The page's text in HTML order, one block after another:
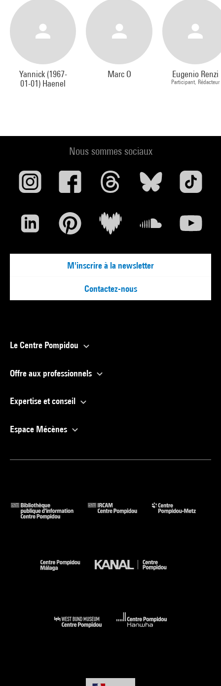
Yannick (1967-
01-01) Haenel
Marc O Eugenio Renzi
Participant, Rédacteur
Nous sommes sociaux
M'inscrire à la newsletter
Contactez-nous
Le Centre Pompidou
Offre aux professionnels
Expertise et conseil
Espace Mécènes